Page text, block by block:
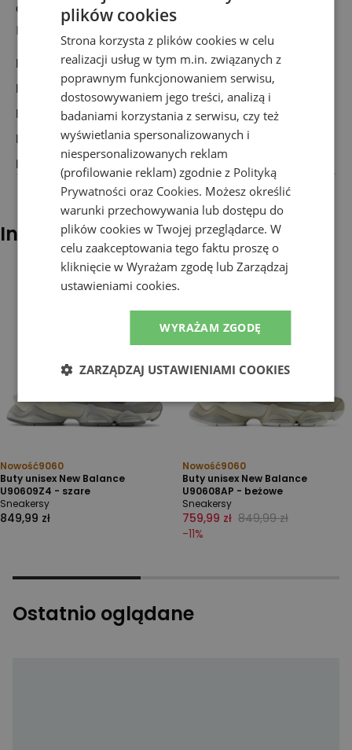
adidas
Hoogoorddreef 9a, Amsterdam 1101 BA, Holandia
Marka
Adidas
Rodzaj :Obuwie, Sneakersy
Dla kogo:Dla niej
Przeznaczenie:Buty klasyczne
Kolor
Różowy
Inni klienci sprawdzali również
Nowość9060
Buty unisex New Balance
U90609Z4 - szare
Sneakersy
849,99 zł
Nowość9060
Buty unisex New Balance
U90608AP - beżowe
Sneakersy
759,99 zł 849,99 zł
-11%
Ostatnio oglądane
plików cookies
Strona korzysta z plików cookies w celu
realizacji usług w tym m.in. związanych z
poprawnym funkcjonowaniem serwisu,
dostosowywaniem jego treści, analizą i
badaniami korzystania z serwisu, czy też
wyświetlania spersonalizowanych i
niespersonalizowanych reklam
(profilowanie reklam) zgodnie z Polityką
Prywatności oraz Cookies. Możesz określić
warunki przechowywania lub dostępu do
plików cookies w Twojej przeglądarce. W
celu zaakceptowania tego faktu proszę o
kliknięcie w Wyrażam zgodę lub Zarządzaj
ustawieniami cookies.
WYRAŻAM ZGODĘ
ZARZĄDZAJ USTAWIENIAMI COOKIES